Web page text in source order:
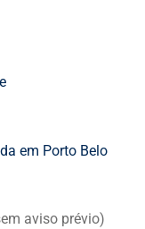
em Porto Belo
aviso prévio)